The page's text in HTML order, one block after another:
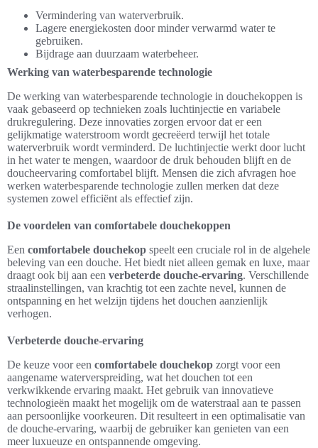
Vermindering van waterverbruik.
Lagere energiekosten door minder verwarmd water te
gebruiken.
Bijdrage aan duurzaam waterbeheer.
Werking van waterbesparende technologie
De werking van waterbesparende technologie in douchekoppen is
vaak gebaseerd op technieken zoals luchtinjectie en variabele
drukregulering. Deze innovaties zorgen ervoor dat er een
gelijkmatige waterstroom wordt gecreëerd terwijl het totale
waterverbruik wordt verminderd. De luchtinjectie werkt door lucht
in het water te mengen, waardoor de druk behouden blijft en de
doucheervaring comfortabel blijft. Mensen die zich afvragen hoe
werken waterbesparende technologie zullen merken dat deze
systemen zowel efficiënt als effectief zijn.
De voordelen van comfortabele douchekoppen
Een comfortabele douchekop speelt een cruciale rol in de algehele
beleving van een douche. Het biedt niet alleen gemak en luxe, maar
draagt ook bij aan een verbeterde douche-ervaring. Verschillende
straalinstellingen, van krachtig tot een zachte nevel, kunnen de
ontspanning en het welzijn tijdens het douchen aanzienlijk
verhogen.
Verbeterde douche-ervaring
De keuze voor een comfortabele douchekop zorgt voor een
aangename waterverspreiding, wat het douchen tot een
verkwikkende ervaring maakt. Het gebruik van innovatieve
technologieën maakt het mogelijk om de waterstraal aan te passen
aan persoonlijke voorkeuren. Dit resulteert in een optimalisatie van
de douche-ervaring, waarbij de gebruiker kan genieten van een
meer luxueuze en ontspannende omgeving.